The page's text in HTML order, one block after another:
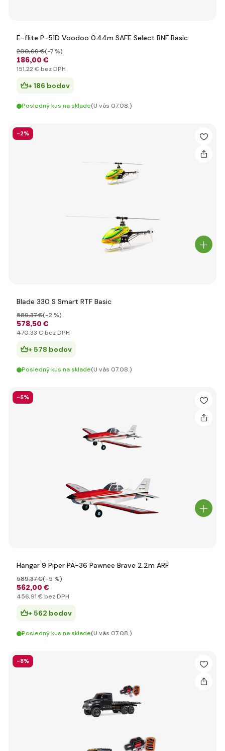
E-flite P-51D Voodoo 0.44m SAFE Select BNF Basic
186,00 €
200,69 €(-7 %)
151,22 € bez DPH
+ 186 bodov
Posledný kus na sklade(U vás 07.08.)
-2%
Blade 330 S Smart RTF Basic
578,50 €
589,37 €(-2 %)
470,33 € bez DPH
+ 578 bodov
Posledný kus na sklade(U vás 07.08.)
-5%
Hangar 9 Piper PA-36 Pawnee Brave 2.2m ARF
562,00 €
589,37 €(-5 %)
456,91 € bez DPH
+ 562 bodov
Posledný kus na sklade(U vás 07.08.)
-8%